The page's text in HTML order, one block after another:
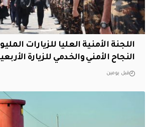
اللجنة الأمنية العليا للزيارات
النجاح الأمني والخدمي للزيارة
قبل يومين